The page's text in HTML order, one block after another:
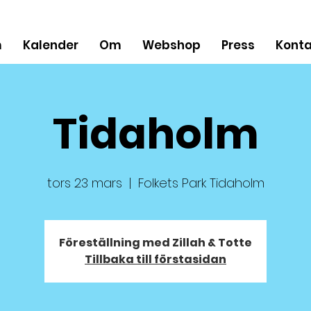
Kalender Om Webshop Press
Tidaholm
tors 23 mars
  |
Folkets Park Tidaholm
Föreställning med Zillah & Totte
Tillbaka till förstasidan